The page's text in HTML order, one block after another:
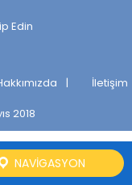
Edin
İletişim
2018
NAVIGASYON